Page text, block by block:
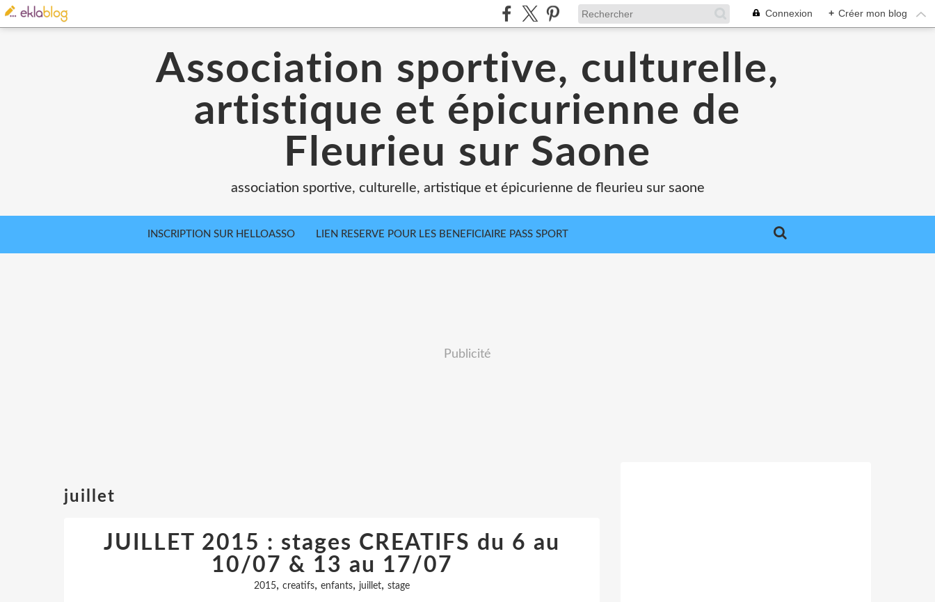
Connexion + Créer mon blog
Association sportive, culturelle,
artistique et épicurienne de
Fleurieu sur Saone
association sportive, culturelle, artistique et épicurienne de fleurieu sur saone
INSCRIPTION SUR HELLOASSO LIEN RESERVE POUR LES BENEFICIAIRE PASS SPORT
Publicité
juillet
JUILLET 2015 : stages CREATIFS du 6 au
10/07 & 13 au 17/07
2015, creatifs, enfants, juillet, stage